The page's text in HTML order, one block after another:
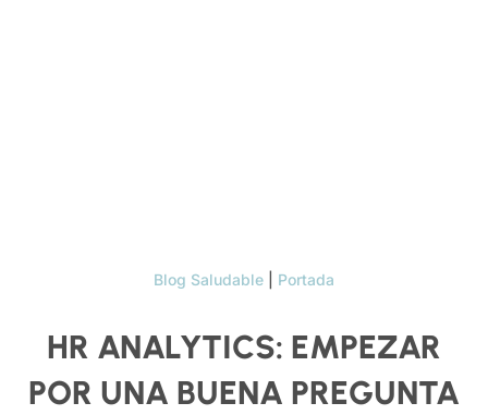
Blog Saludable Portada
HR ANALYTICS: EMPEZAR
POR UNA BUENA PREGUNTA